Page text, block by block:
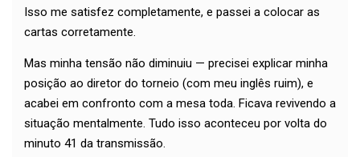
Isso me satisfez completamente, e passei a colocar as
cartas corretamente.
Mas minha tensão não diminuiu — precisei explicar minha
posição ao diretor do torneio (com meu inglês ruim), e
acabei em confronto com a mesa toda. Ficava revivendo a
situação mentalmente. Tudo isso aconteceu por volta do
minuto 41 da transmissão.